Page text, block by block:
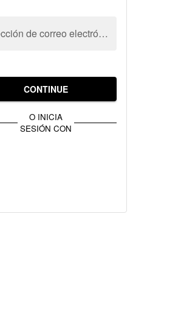
Dirección de correo electrónico
CONTINUE
O INICIA
SESIÓN CON